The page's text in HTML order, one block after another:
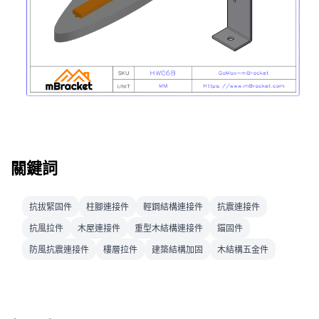
關鍵詞
抗拔緊固件 柱腳連接件 輕鋼結構連接件
抗震連接件
抗風拉件
木屋連接件 重型木結構連接件
錨固件
防風抗震連接件
樓層拉件 建築結構加固 木結構五金件